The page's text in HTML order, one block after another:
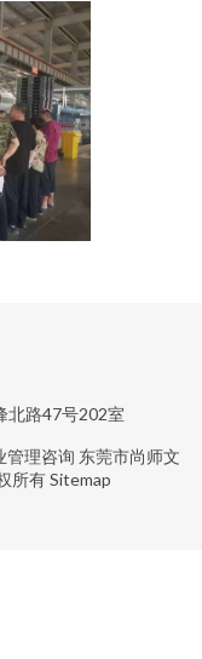
北路47号202室
管理咨询 东莞市尚师文
所有Sitemap